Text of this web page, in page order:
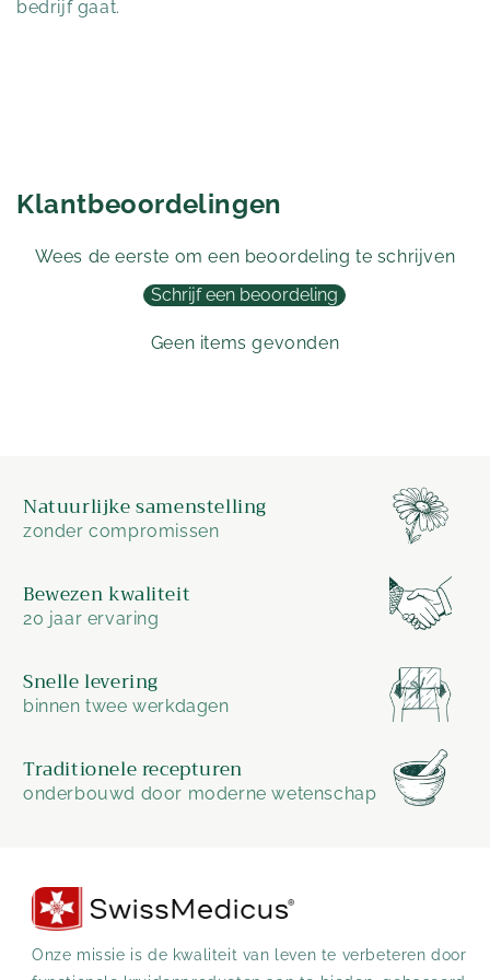
bedrijf gaat.
Klantbeoordelingen
Wees de eerste om een beoordeling te schrijven
Schrijf een beoordeling
Geen items gevonden
Natuurlijke samenstelling
zonder compromissen
Bewezen kwaliteit
20 jaar ervaring
Snelle levering
binnen twee werkdagen
Traditionele recepturen
onderbouwd door moderne wetenschap
Onze missie is de kwaliteit van leven te verbeteren door